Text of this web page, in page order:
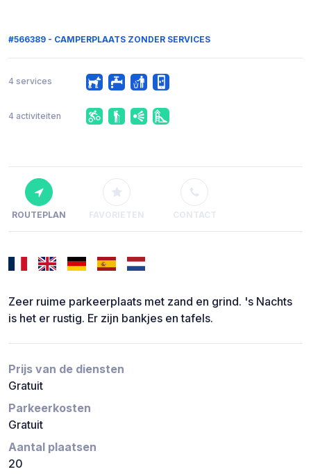
#566389 - CAMPERPLAATS ZONDER SERVICES
4 services
4 activiteiten
ROUTEPLAN FAVORIETEN CONTACT
Zeer ruime parkeerplaats met zand en grind. 's Nachts
is het er rustig. Er zijn bankjes en tafels.
Prijs van de diensten
Gratuit
Parkeerkosten
Gratuit
Aantal plaatsen
20